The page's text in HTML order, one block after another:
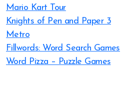
Mario Kart Tour
Knights of Pen and Paper 3
Metro
Fillwords: Word Search Games
Word Pizza – Puzzle Games